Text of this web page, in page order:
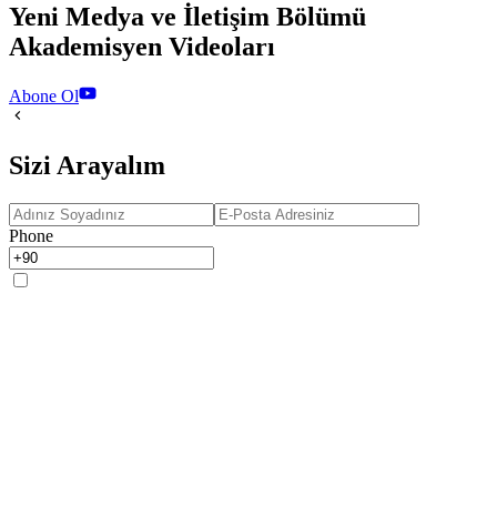
Yeni Medya ve İletişim Bölümü
Akademisyen Videoları
Abone Ol
Sizi Arayalım
Phone